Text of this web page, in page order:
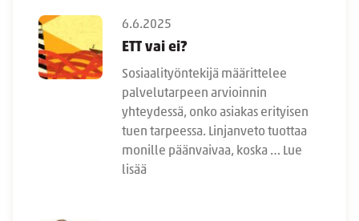
6.6.2025
ETT vai ei?
Sosiaalityöntekijä määrittelee
palvelutarpeen arvioinnin
yhteydessä, onko asiakas erityisen
tuen tarpeessa. Linjanveto tuottaa
monille päänvaivaa, koska … Lue
lisää